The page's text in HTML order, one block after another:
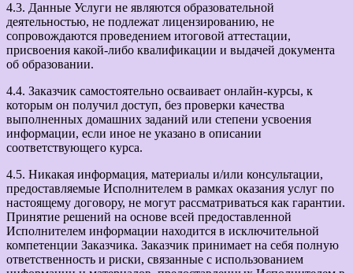
4.3. Данные Услуги не являются образовательной
деятельностью, не подлежат лицензированию, не
сопровождаются проведением итоговой аттестации,
присвоения какой-либо квалификации и выдачей документа
об образовании.
4.4. Заказчик самостоятельно осваивает онлайн-курсы, к
которым он получил доступ, без проверки качества
выполненных домашних заданий или степени усвоения
информации, если иное не указано в описании
соответствующего курса.
4.5. Никакая информация, материалы и/или консультации,
предоставляемые Исполнителем в рамках оказания услуг по
настоящему договору, не могут рассматриваться как гарантии.
Принятие решений на основе всей предоставленной
Исполнителем информации находится в исключительной
компетенции Заказчика. Заказчик принимает на себя полную
ответственность и риски, связанные с использованием